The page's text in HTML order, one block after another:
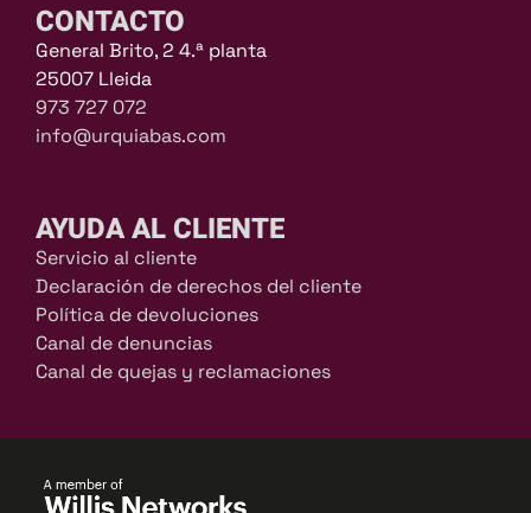
CONTACTO
General Brito, 2 4.ª planta
25007 Lleida
973 727 072
info@urquiabas.com
AYUDA AL CLIENTE
Servicio al cliente
Declaración de derechos del cliente
Política de devoluciones
Canal de denuncias
Canal de quejas y reclamaciones